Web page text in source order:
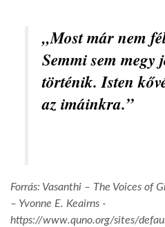
„Most már nem
Semmi sem
történik. Isten
az imáinkra.”
Forrás: Vasanthi – The Voices of
– Yvonne E. Keairns -
https://www.quno.org/sites/